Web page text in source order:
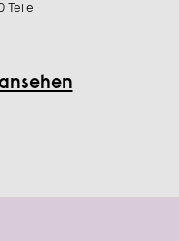
Teile